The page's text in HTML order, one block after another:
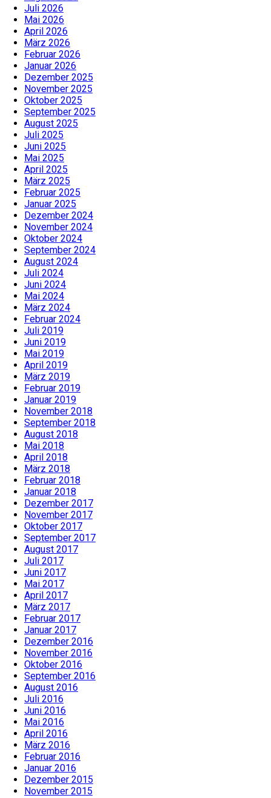
Juli 2026
Mai 2026
April 2026
März 2026
Februar 2026
Januar 2026
Dezember 2025
November 2025
Oktober 2025
September 2025
August 2025
Juli 2025
Juni 2025
Mai 2025
April 2025
März 2025
Februar 2025
Januar 2025
Dezember 2024
November 2024
Oktober 2024
September 2024
August 2024
Juli 2024
Juni 2024
Mai 2024
März 2024
Februar 2024
Juli 2019
Juni 2019
Mai 2019
April 2019
März 2019
Februar 2019
Januar 2019
November 2018
September 2018
August 2018
Mai 2018
April 2018
März 2018
Februar 2018
Januar 2018
Dezember 2017
November 2017
Oktober 2017
September 2017
August 2017
Juli 2017
Juni 2017
Mai 2017
April 2017
März 2017
Februar 2017
Januar 2017
Dezember 2016
November 2016
Oktober 2016
September 2016
August 2016
Juli 2016
Juni 2016
Mai 2016
April 2016
März 2016
Februar 2016
Januar 2016
Dezember 2015
November 2015